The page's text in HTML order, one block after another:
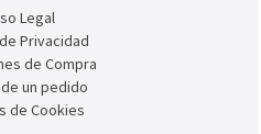
PROMOLIBRO
Ir arriba
Legal